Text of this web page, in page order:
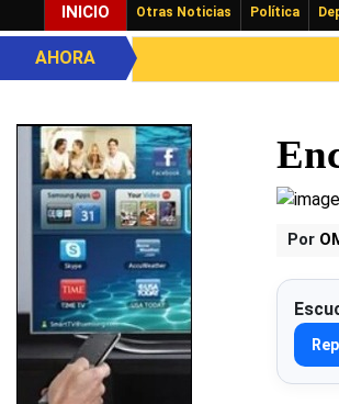
INICIO Otras Noticias Política
AHORA
Por